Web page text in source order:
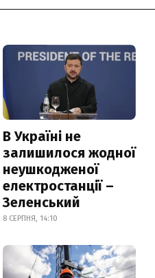
В Україні не
залишилося жодної
неушкодженої
електростанції –
Зеленський
8 СЕРПНЯ, 14:10